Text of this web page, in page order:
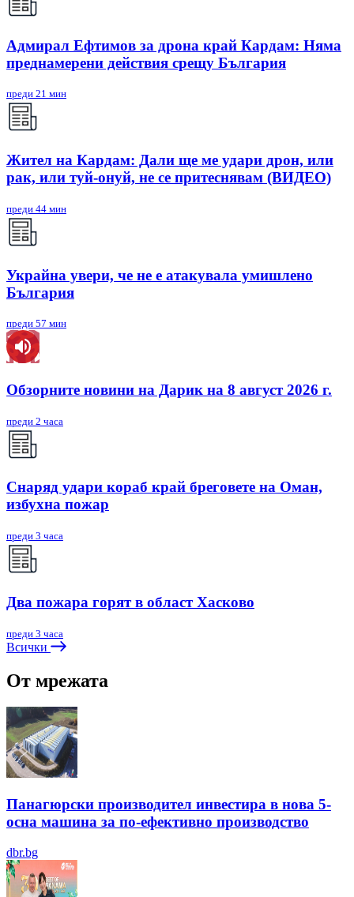
Адмирал Ефтимов за дрона край Кардам: Няма
преднамерени действия срещу България
преди 21 мин
Жител на Кардам: Дали ще ме удари дрон, или
рак, или туй-онуй, не се притеснявам (ВИДЕО)
преди 44 мин
Украйна увери, че не е атакувала умишлено
България
преди 57 мин
Обзорните новини на Дарик на 8 август 2026 г.
преди 2 часа
Снаряд удари кораб край бреговете на Оман,
избухна пожар
преди 3 часа
Два пожара горят в област Хасково
преди 3 часа
Всички
От мрежата
Панагюрски производител инвестира в нова 5-
осна машина за по-ефективно производство
dbr.bg